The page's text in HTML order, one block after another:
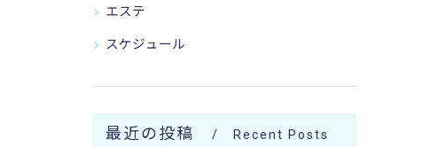
エステ
スケジュール
最近の投稿 Recent Posts